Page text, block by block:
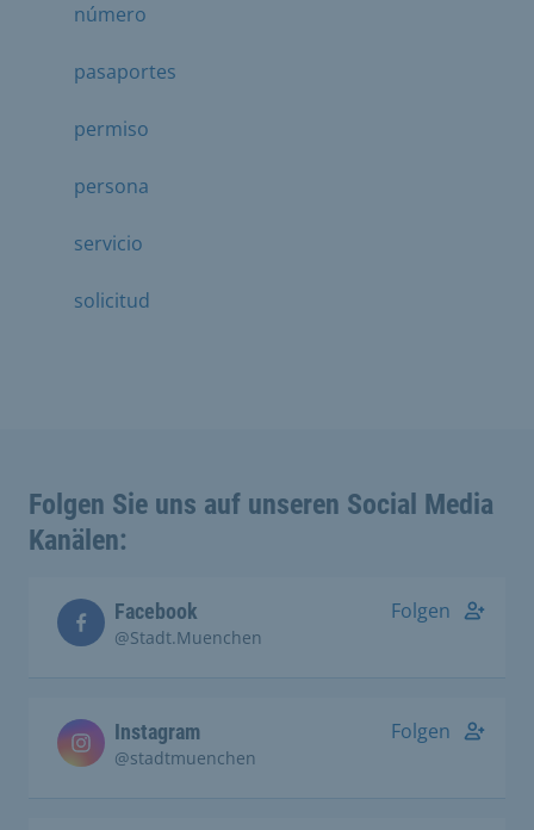
número
pasaportes
permiso
persona
servicio
solicitud
Folgen Sie uns auf unseren Social Media
Kanälen:
Facebook
@Stadt.Muenchen
Folgen
Instagram
@stadtmuenchen
Folgen